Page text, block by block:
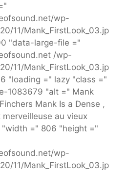
wp-
11/Mank_FirstLook_03.jp
"data-large-file ="
/wp-
11/Mank_FirstLook_03.jp
"loading =" lazy "class ="
1083679 "alt =" Mank
Mank Is a Dense ,
au vieux
"width =" 806 "height ="
wp-
11/Mank_FirstLook_03.jp